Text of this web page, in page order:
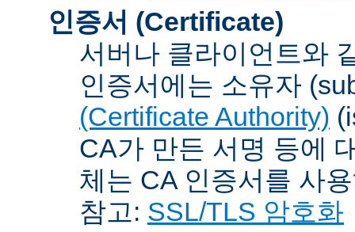
인증서 (Certificate)
서버나 클라이언트와
인증서에는 소유자
(Certificate Authority)
CA가 만든 서명 등에
체는 CA 인증서를 사
참고: SSL/TLS 암호화